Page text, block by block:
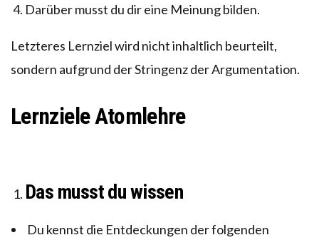
Darüber musst du dir eine Meinung bilden.
Letzteres Lernziel wird nicht inhaltlich beurteilt,
sondern aufgrund der Stringenz der Argumentation.
Lernziele Atomlehre
Das musst du wissen
Du kennst die Entdeckungen der folgenden